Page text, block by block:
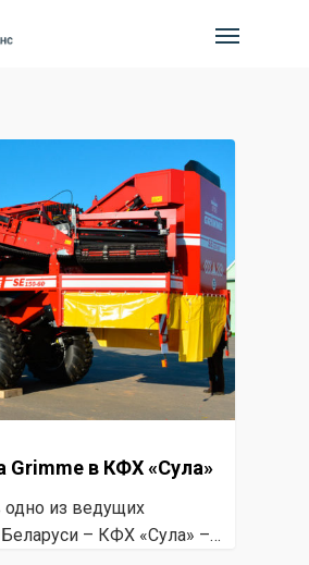
Grimme в КФХ «Сула»
одно из ведущих
– КФХ «Сула» –…